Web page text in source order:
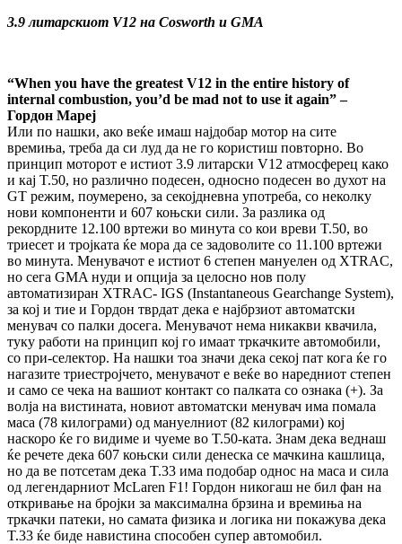
3.9 литарскиот V12 на Cosworth и GMA
“When you have the greatest V12 in the entire history of
internal combustion, you’d be mad not to use it again” –
Гордон Мареј
Или по нашки, ако веќе имаш најдобар мотор на сите
времиња, треба да си луд да не го користиш повторно. Во
принцип моторот е истиот 3.9 литарски V12 атмосферец како
и кај T.50, но различно подесен, односно подесен во духот на
GT режим, поумерено, за секојдневна употреба, со неколку
нови компоненти и 607 коњски сили. За разлика од
рекордните 12.100 вртежи во минута со кои вреви T.50, во
триесет и тројката ќе мора да се задоволите со 11.100 вртежи
во минута. Менувачот е истиот 6 степен мануелен од XTRAC,
но сега GMA нуди и опција за целосно нов полу
автоматизиран XTRAC- IGS (Instantaneous Gearchange System),
за кој и тие и Гордон тврдат дека е најбрзиот автоматски
менувач со палки досега. Менувачот нема никакви квачила,
туку работи на принцип кој го имаат тркачките автомобили,
со при-селектор. На нашки тоа значи дека секој пат кога ќе го
нагазите триестројчето, менувачот е веќе во наредниот степен
и само се чека на вашиот контакт со палката со ознака (+). За
волја на вистината, новиот автоматски менувач има помала
маса (78 килограми) од мануелниот (82 килограми) кој
наскоро ќе го видиме и чуеме во T.50-ката. Знам дека веднаш
ќе речете дека 607 коњски сили денеска се мачкина кашлица,
но да ве потсетам дека T.33 има подобар однос на маса и сила
од легендарниот McLaren F1! Гордон никогаш не бил фан на
откривање на бројки за максимална брзина и времиња на
тркачки патеки, но самата физика и логика ни покажува дека
T.33 ќе биде навистина способен супер автомобил.